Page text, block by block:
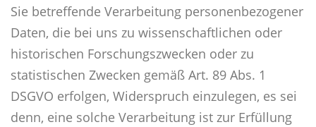
Sie betreffende Verarbeitung personenbezogener
Daten, die bei uns zu wissenschaftlichen oder
historischen Forschungszwecken oder zu
statistischen Zwecken gemäß Art. 89 Abs. 1
DSGVO erfolgen, Widerspruch einzulegen, es sei
denn, eine solche Verarbeitung ist zur Erfüllung